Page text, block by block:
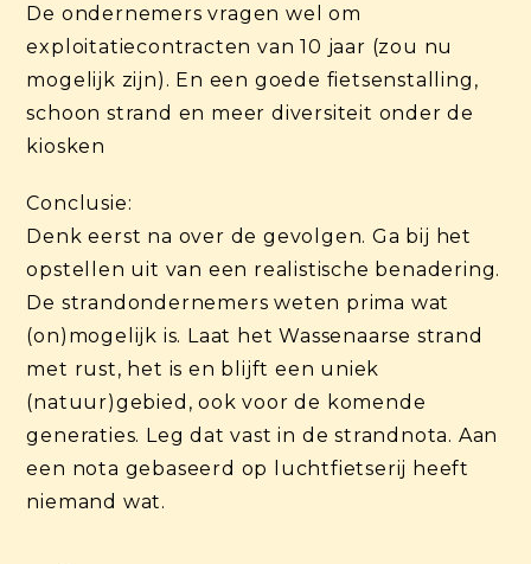
De ondernemers vragen wel om
exploitatiecontracten van 10 jaar (zou nu
mogelijk zijn). En een goede fietsenstalling,
schoon strand en meer diversiteit onder de
kiosken
Conclusie:
Denk eerst na over de gevolgen. Ga bij het
opstellen uit van een realistische benadering.
De strandondernemers weten prima wat
(on)mogelijk is. Laat het Wassenaarse strand
met rust, het is en blijft een uniek
(natuur)gebied, ook voor de komende
generaties. Leg dat vast in de strandnota. Aan
een nota gebaseerd op luchtfietserij heeft
niemand wat.